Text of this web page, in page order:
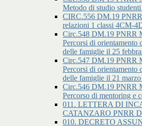
Metodo di studio studenti
CIRC.556 DM.19
relazioni 1 classi 4CM-
Circ.548 DM.19 PNRR
Percorsi di
delle famiglie il 25
Circ.547 DM.19 PNRR
Percorsi di
delle famiglie il 21
Circ.546 DM.19 PNRR
Percorso di mentoring e
011. LETTERA DI
CATANZARO PNRR
010. DECRETO